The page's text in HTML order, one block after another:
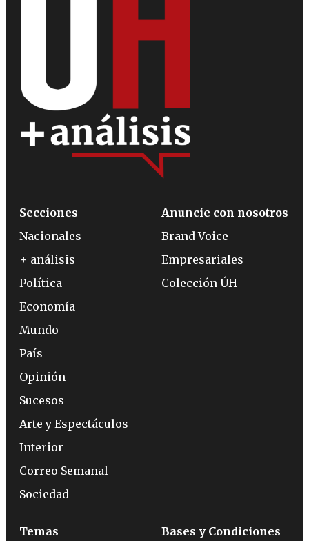
Secciones
Nacionales
+ análisis
Política
Economía
Mundo
País
Opinión
Sucesos
Arte y Espectáculos
Interior
Correo Semanal
Sociedad
Anuncie con nosotros
Brand Voice
Empresariales
Colección ÚH
Temas Bases y Condiciones